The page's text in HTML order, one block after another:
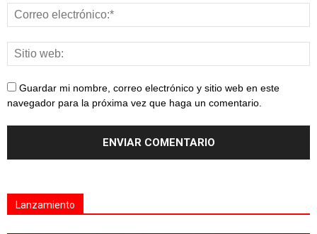
Guardar mi nombre, correo electrónico y sitio web en este
navegador para la próxima vez que haga un comentario.
Lanzamiento